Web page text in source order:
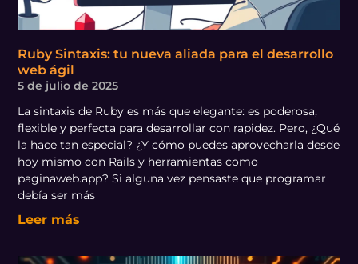
Ruby Sintaxis: tu nueva aliada para el desarrollo
web ágil
5 de julio de 2025
La sintaxis de Ruby es más que elegante: es poderosa,
flexible y perfecta para desarrollar con rapidez. Pero, ¿Qué
la hace tan especial? ¿Y cómo puedes aprovecharla desde
hoy mismo con Rails y herramientas como
paginaweb.app? Si alguna vez pensaste que programar
debía ser más
Leer más